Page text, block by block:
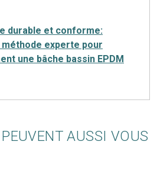
durable et conforme:
experte pour
une bâche bassin EPDM
AUSSI VOUS